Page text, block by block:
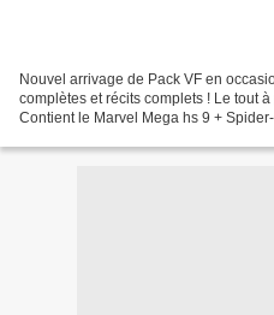
Nouvel arrivage de Pack VF en
complètes et récits complets ! Le tout
Contient le Marvel Mega hs 9 +